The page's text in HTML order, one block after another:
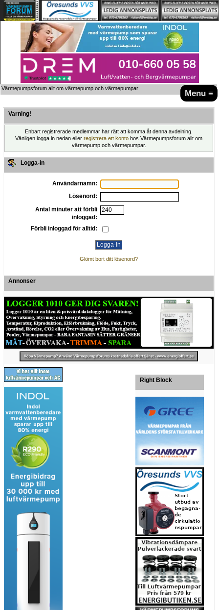
Menu ≡
Värmepumpsforum allt om värmepump och värmepumpar
Varning!
Enbart registrerade medlemmar har rätt att komma åt denna avdelning.
Vänligen logga in nedan eller registrera ett konto hos Värmepumpsforum allt om
värmepump och värmepumpar.
Logga-in
Användarnamn:
Lösenord:
Antal minuter att förbli
inloggad:
Förbli inloggad för alltid:
Glömt bort ditt lösenord?
Annonser
Right Block